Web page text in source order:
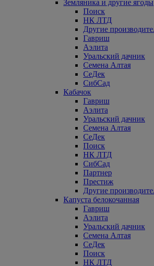
Земляника и другие ягоды
Поиск
НК ЛТД
Другие
Гавриш
Аэлита
Уральский дачник
Семена Алтая
СеДек
СибСад
Кабачок
Гавриш
Аэлита
Уральский дачник
Семена Алтая
СеДек
Поиск
НК ЛТД
СибСад
Партнер
Престиж
Другие
Капуста белокочанная
Гавриш
Аэлита
Уральский дачник
Семена Алтая
СеДек
Поиск
НК ЛТД